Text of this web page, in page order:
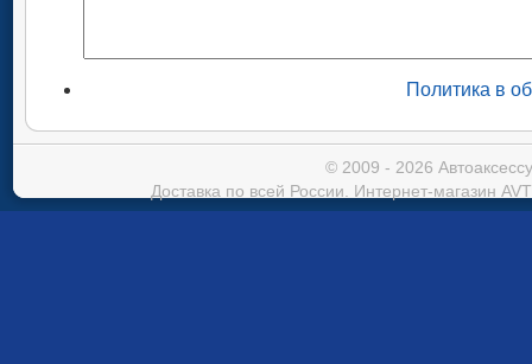
Политика в
© 2009 - 2026
Доставка по всей России. Интернет-магазин